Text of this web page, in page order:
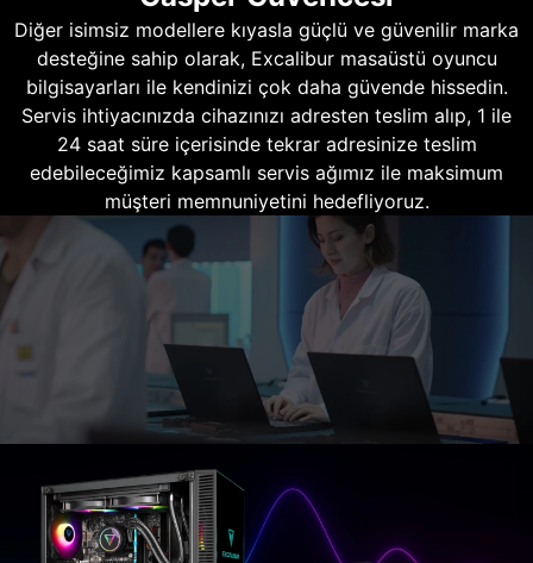
Diğer isimsiz modellere kıyasla güçlü ve güvenilir marka
desteğine sahip olarak, Excalibur masaüstü oyuncu
bilgisayarları ile kendinizi çok daha güvende hissedin.
Servis ihtiyacınızda cihazınızı adresten teslim alıp, 1 ile
24 saat süre içerisinde tekrar adresinize teslim
edebileceğimiz kapsamlı servis ağımız ile maksimum
müşteri memnuniyetini hedefliyoruz.